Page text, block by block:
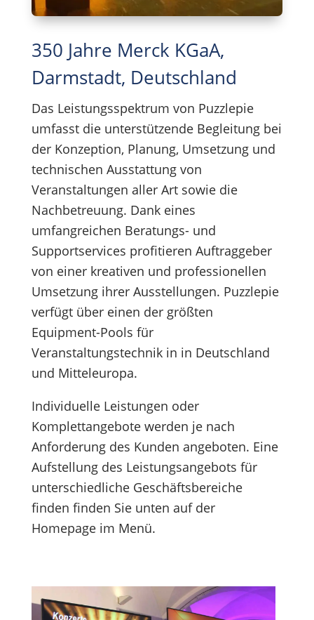
350 Jahre Merck KGaA,
Darmstadt, Deutschland
Das Leistungsspektrum von Puzzlepie
umfasst die unterstützende Begleitung bei
der Konzeption, Planung, Umsetzung und
technischen Ausstattung von
Veranstaltungen aller Art sowie die
Nachbetreuung. Dank eines
umfangreichen Beratungs- und
Supportservices profitieren Auftraggeber
von einer kreativen und professionellen
Umsetzung ihrer Ausstellungen. Puzzlepie
verfügt über einen der größten
Equipment-Pools für
Veranstaltungstechnik in in Deutschland
und Mitteleuropa.
Individuelle Leistungen oder
Komplettangebote werden je nach
Anforderung des Kunden angeboten. Eine
Aufstellung des Leistungsangebots für
unterschiedliche Geschäftsbereiche
finden finden Sie unten auf der
Homepage im Menü.